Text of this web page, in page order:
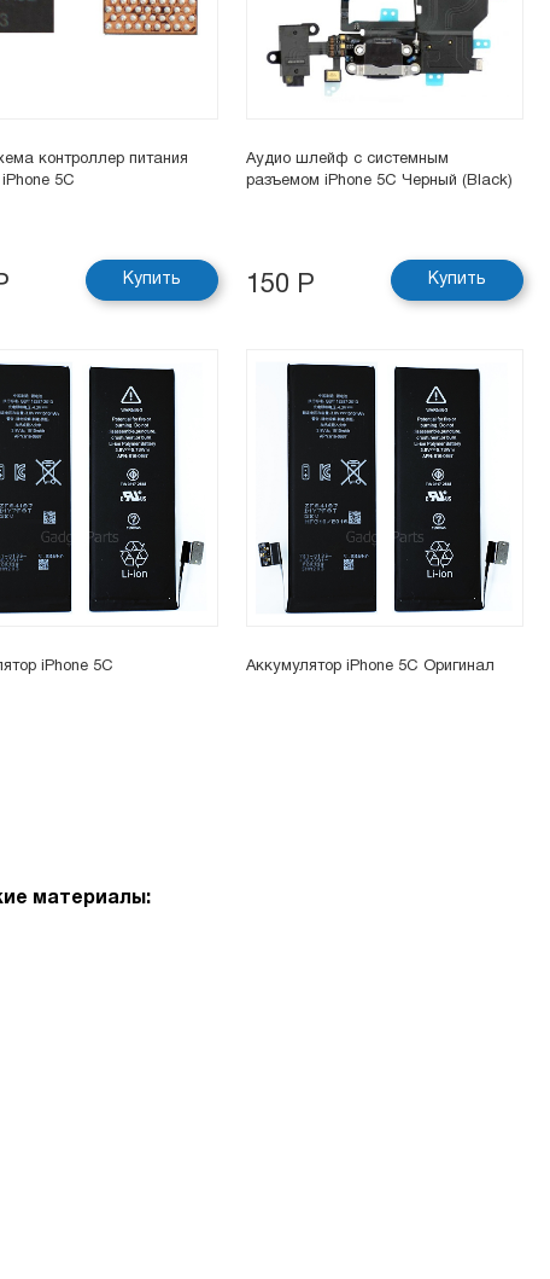
контроллер питания
iPhone 5С
Купить
Аудио шлейф с системным
разъемом iPhone 5C Черный (Black)
150 Р Купить
iPhone 5C Аккумулятор iPhone 5C Оригинал
материалы: